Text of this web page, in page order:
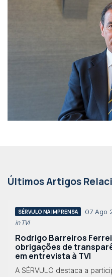
Últimos Artigos
SÉRVULO NA IMPRENSA 07 Ago
in TVI
Rodrigo Barreiros
obrigações de
em entrevista à TVI
A SÉRVULO destaca a